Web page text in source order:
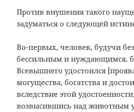
Против внушения такого
задуматься о следующей
Во-первых, человек, будучи
бессильным и нуждающимся,
Всевышнего удостоился
могущества, богатства и
вследствие этой
возвысившись над животным